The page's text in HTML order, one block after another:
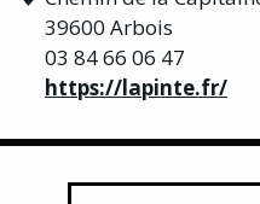
39600 Arbois
03 84 66 06 47
https://lapinte.fr/